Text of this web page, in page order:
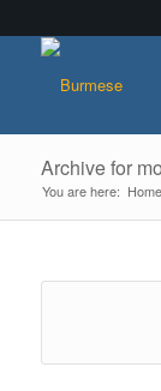
Archive for
You are here: Home